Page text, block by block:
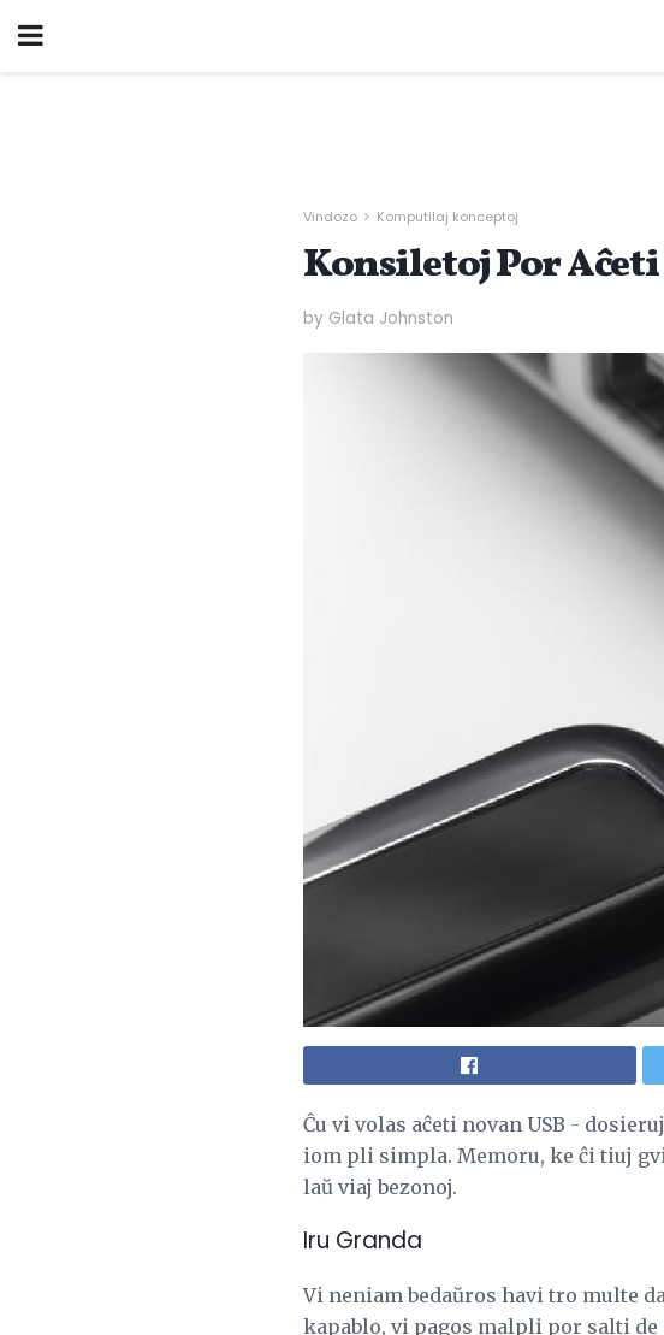
Vindozo Komputilaj konceptoj
Konsiletoj Por
by Glata Johnston
Ĉu vi volas aĉeti novan USB -
iom pli simpla. Memoru, ke ĉi tiuj
laŭ viaj bezonoj.
Iru Granda
Vi neniam bedaŭros havi tro multe
kapablo, vi pagos malpli por salti de